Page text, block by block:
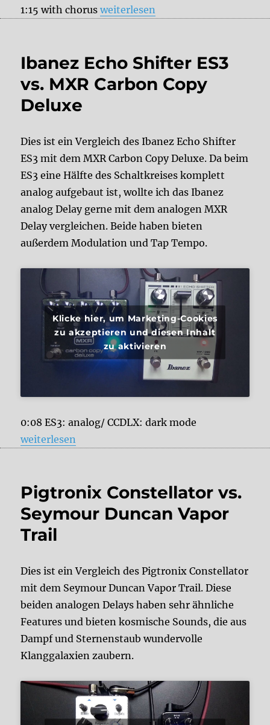
1:15 with chorus„Pigtronix Constellator vs. Ibanez
weiterlesen
Ibanez Echo Shifter ES3
vs. MXR Carbon Copy
Deluxe
Dies ist ein Vergleich des Ibanez Echo Shifter
ES3 mit dem MXR Carbon Copy Deluxe. Da beim
ES3 eine Hälfte des Schaltkreises komplett
analog aufgebaut ist, wollte ich das Ibanez
analog Delay gerne mit dem analogen MXR
Delay vergleichen. Beide haben bieten
außerdem Modulation und Tap Tempo.
Klicke hier, um Marketing-Cookies
zu akzeptieren und diesen Inhalt
zu aktivieren
0:08 ES3: analog/ CCDLX: dark mode
„Ibanez Echo Shifter ES3 vs. MXR Carbon Copy
weiterlesen
Pigtronix Constellator vs.
Seymour Duncan Vapor
Trail
Dies ist ein Vergleich des Pigtronix Constellator
mit dem Seymour Duncan Vapor Trail. Diese
beiden analogen Delays haben sehr ähnliche
Features und bieten kosmische Sounds, die aus
Dampf und Sternenstaub wundervolle
Klanggalaxien zaubern.